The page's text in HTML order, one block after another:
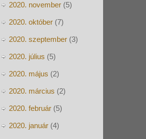
2020. november (5)
2020. október (7)
2020. szeptember (3)
2020. július (5)
2020. május (2)
2020. március (2)
2020. február (5)
2020. január (4)